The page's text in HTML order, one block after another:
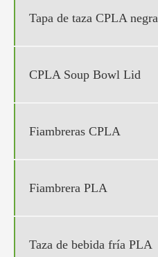
Tapa de taza CPLA negra
CPLA Soup Bowl Lid
Fiambreras CPLA
Fiambrera PLA
Taza de bebida fría PLA